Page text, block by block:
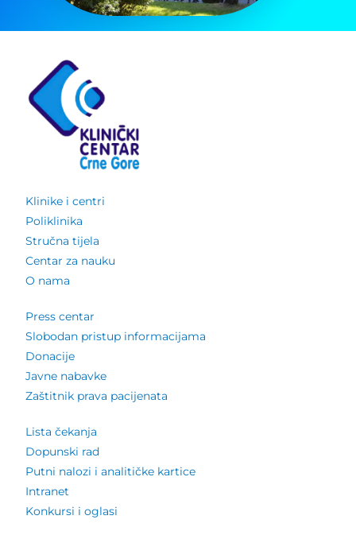
Klinike i centri
Poliklinika
Stručna tijela
Centar za nauku
O nama
Press centar
Slobodan pristup informacijama
Donacije
Javne nabavke
Zaštitnik prava pacijenata
Lista čekanja
Dopunski rad
Putni nalozi i analitičke kartice
Intranet
Konkursi i oglasi